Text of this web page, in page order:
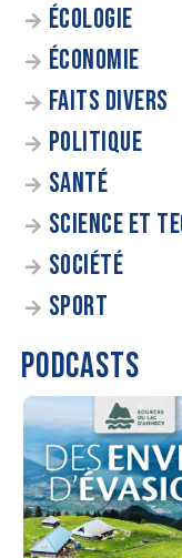
ÉCOLOGIE
ÉCONOMIE
FAITS DIVERS
POLITIQUE
SANTÉ
SCIENCE ET
SOCIÉTÉ
SPORT
PODCASTS